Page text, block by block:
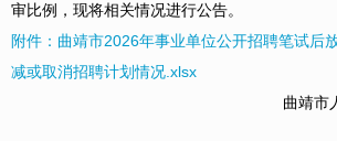
审比例，现将相关情况进行公告。
附件：曲靖市2026年事业单位公开招聘笔试后
减或取消招聘计划情况.xlsx
曲靖市